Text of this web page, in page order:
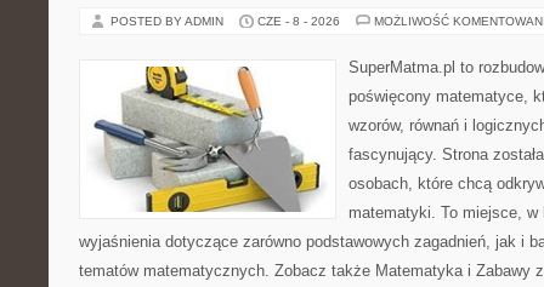
POSTED BY ADMIN CZE - 8 - 2026 MOŻLIWOŚĆ
SuperMatma.pl to
poświęcony matematyce,
wzorów, równań i
fascynujący. Strona
osobach, które chcą
matematyki. To miejsce,
wyjaśnienia dotyczące zarówno podstawowych zagadnień, jak i
tematów matematycznych. Zobacz także Matematyka i Zabawy